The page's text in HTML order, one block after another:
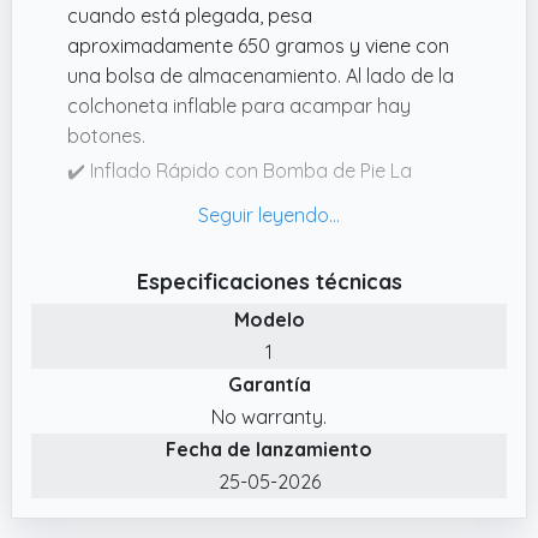
cuando está plegada, pesa
aproximadamente 650 gramos y viene con
una bolsa de almacenamiento. Al lado de la
colchoneta inflable para acampar hay
botones.
✔️ Inflado Rápido con Bomba de Pie La
puede inflar en solo 5060 segundos con la
segundos, lo que puede brindar una mejor
experiencia de usuario. Presionar con las
manos ahorra más trabajo y es más
higiénico que inflar con la boca o con una
✔️ Diseño Ergonómico La colchoneta para
dormir para acampar al aire libre tiene una
Especificaciones técnicas
Modelo
1
Garantía
No warranty.
Fecha de lanzamiento
25-05-2026